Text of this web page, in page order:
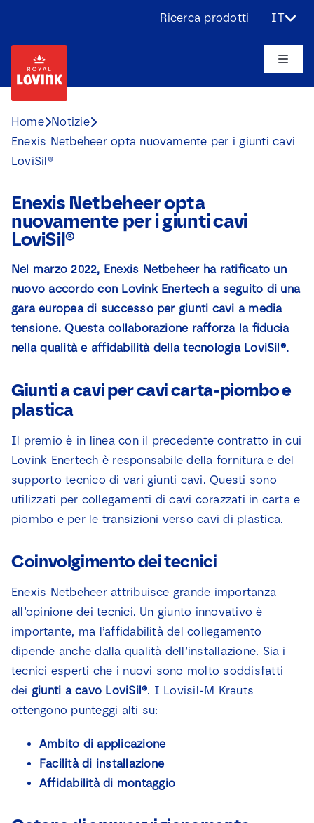
content
Ricerca prodotti IT
Toggle
Prodotti
Sfide
Notizie
Home Notizie
Enexis Netbeheer opta nuovamente per i giunti cavi
LoviSil®
Enexis Netbeheer opta
nuovamente per i giunti cavi
LoviSil®
Nel marzo 2022, Enexis Netbeheer ha ratificato un
nuovo accordo con Lovink Enertech a seguito di una
gara europea di successo per giunti cavi a media
tensione. Questa collaborazione rafforza la fiducia
nella qualità e affidabilità dellatecnologia LoviSil®.
Giunti a cavi per cavi carta-piombo e
plastica
Il premio è in linea con il precedente contratto in cui
Lovink Enertech è responsabile della fornitura e del
supporto tecnico di vari giunti cavi. Questi sono
utilizzati per collegamenti di cavi corazzati in carta e
piombo e per le transizioni verso cavi di plastica.
Coinvolgimento dei tecnici
Enexis Netbeheer attribuisce grande importanza
all’opinione dei tecnici. Un giunto innovativo è
importante, ma l’affidabilità del collegamento
dipende anche dalla qualità dell’installazione. Sia i
tecnici esperti che i nuovi sono molto soddisfatti
dei giunti a cavo LoviSil®. I Lovisil-M Krauts
ottengono punteggi alti su:
Ambito di applicazione
Facilità di installazione
Affidabilità di montaggio